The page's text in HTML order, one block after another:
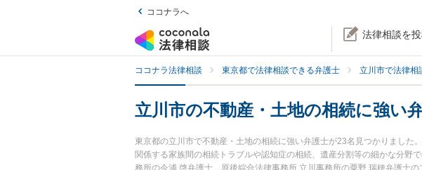
ココナラへ
法律相談を
ココナラ法律相談 東京都で法律相談できる弁護士 立川市で法律相
立川市の不動産・土地の相続に強い
東京都の立川市で不動産・土地の相続に強い弁護士が23名見つかりまし
関係する家族間の相続トラブルや認知症の相続、遺産分割等の細かな分野
務所の今浦 啓弁護士、原後綜合法律事務所 立川事務所の粟野 瑞穂弁護士